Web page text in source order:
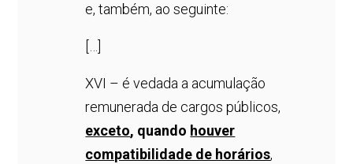
e, também, ao seguinte:
XVI – é vedada a acumulação
remunerada de cargos públicos,
exceto, quando houver
compatibilidade de horários,